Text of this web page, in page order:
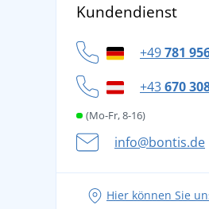
Datenschutz
Cookie-Richtlinie
Für Unternehmen und
Kundendienst
+49781
+43670
(Mo-Fr, 8-16)
info@bontis.de
Hier können Sie